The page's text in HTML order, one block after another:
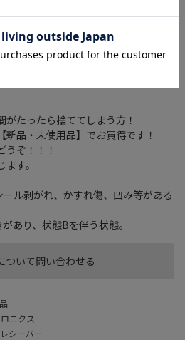
ついて問い合わせる
ンチ)
Android Auto
)： Siri/Googleアシスタント
たったら捨ててしまう方！
品・未使用品】でお買得です！
ぞ！！！
す。
ル剥がれ、かすれ傷、凹み等がある
あり、状態Bを伴う状態。
ニクス
シーバー